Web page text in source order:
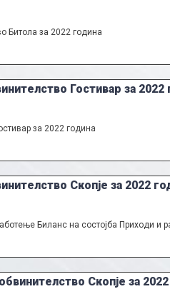
Битола за 2022 година
Гостивар за 2022
за 2022 година
Скопје за 2022
Биланс на состојба Приходи и
Скопје за